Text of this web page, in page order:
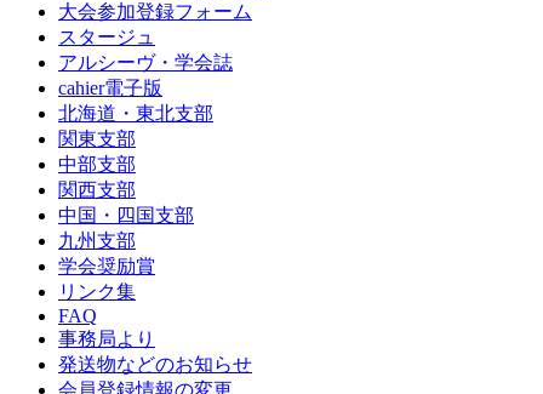
大会参加登録フォーム
スタージュ
アルシーヴ・学会誌
cahier電子版
北海道・東北支部
関東支部
中部支部
関西支部
中国・四国支部
九州支部
学会奨励賞
リンク集
FAQ
事務局より
発送物などのお知らせ
会員登録情報の変更